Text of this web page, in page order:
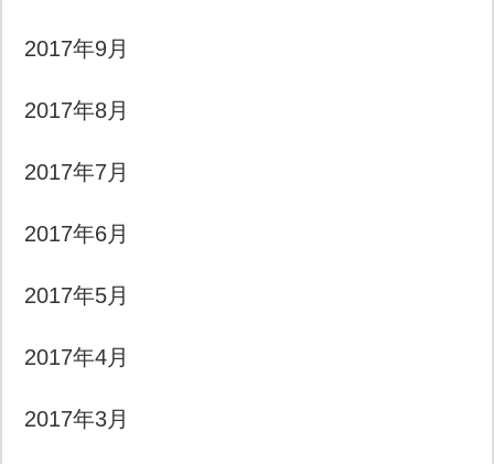
2017年9月
2017年8月
2017年7月
2017年6月
2017年5月
2017年4月
2017年3月